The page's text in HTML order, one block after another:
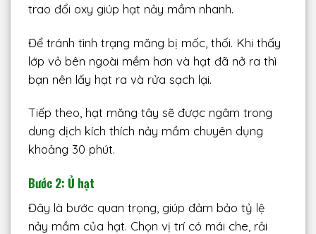
trao đổi oxy giúp hạt nảy mầm nhanh.
Để tránh tình trạng măng bị mốc, thối. Khi thấy
lớp vỏ bên ngoài mềm hơn và hạt đã nở ra thì
bạn nên lấy hạt ra và rửa sạch lại.
Tiếp theo, hạt măng tây sẽ được ngâm trong
dung dịch kích thích nảy mầm chuyên dụng
khoảng 30 phút.
Bước 2: Ủ hạt
Đây là bước quan trọng, giúp đảm bảo tỷ lệ
nảy mầm của hạt. Chọn vị trí có mái che, rải